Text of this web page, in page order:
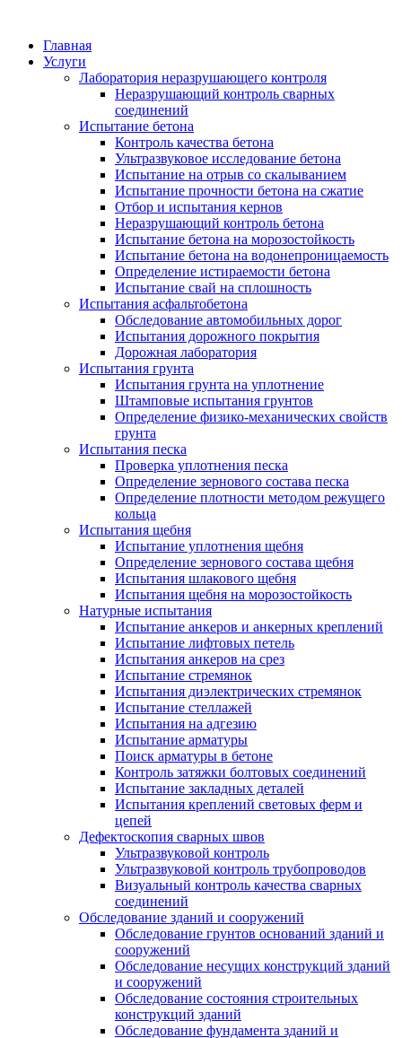
Главная
Услуги
Лаборатория неразрушающего контроля
Неразрушающий контроль сварных
соединений
Испытание бетона
Контроль качества бетона
Ультразвуковое исследование бетона
Испытание на отрыв со скалыванием
Испытание прочности бетона на сжатие
Отбор и испытания кернов
Неразрушающий контроль бетона
Испытание бетона на морозостойкость
Испытание бетона на водонепроницаемость
Определение истираемости бетона
Испытание свай на сплошность
Испытания асфальтобетона
Обследование автомобильных дорог
Испытания дорожного покрытия
Дорожная лаборатория
Испытания грунта
Испытания грунта на уплотнение
Штамповые испытания грунтов
Определение физико-механических свойств
грунта
Испытания песка
Проверка уплотнения песка
Определение зернового состава песка
Определение плотности методом режущего
кольца
Испытания щебня
Испытание уплотнения щебня
Определение зернового состава щебня
Испытания шлакового щебня
Испытания щебня на морозостойкость
Натурные испытания
Испытание анкеров и анкерных креплений
Испытание лифтовых петель
Испытания анкеров на срез
Испытание стремянок
Испытания диэлектрических стремянок
Испытание стеллажей
Испытания на адгезию
Испытание арматуры
Поиск арматуры в бетоне
Контроль затяжки болтовых соединений
Испытание закладных деталей
Испытания креплений световых ферм и
цепей
Дефектоскопия сварных швов
Ультразвуковой контроль
Ультразвуковой контроль трубопроводов
Визуальный контроль качества сварных
соединений
Обследование зданий и сооружений
Обследование грунтов оснований зданий и
сооружений
Обследование несущих конструкций зданий
и сооружений
Обследование состояния строительных
конструкций зданий
Обследование фундамента зданий и